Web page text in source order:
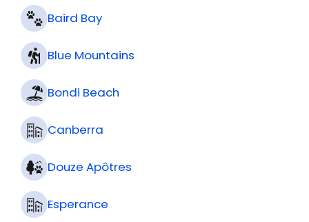
Baird Bay
Blue Mountains
Bondi Beach
Canberra
Douze Apôtres
Esperance